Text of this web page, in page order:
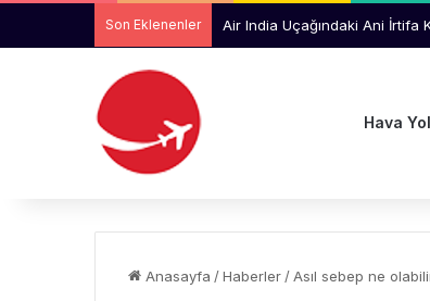
Son Eklenenler Air India Uçağındaki Ani İrtifa
Hava
Anasayfa /Haberler /Asıl sebep ne